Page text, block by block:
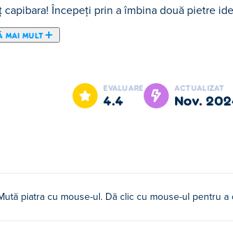
capibara! Începeți prin a îmbina două pietre
MAI MULT
verde în care scopul tău final este să
mamuți și multe altele. Începe cu cea mai
EVALUARE
4.4
ACTUALIZAT
nov.
piatra cu mouse-ul. Dă clic cu mouse-ul pentru a